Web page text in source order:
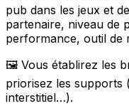
pub dans les jeux et
partenaire, niveau de
performance, outil de
🖼 Vous établirez les
priorisez les supports
interstitiel…).